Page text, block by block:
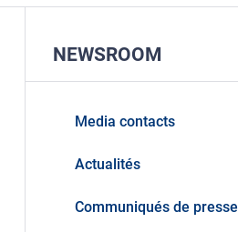
NEWSROOM
Media contacts
Actualités
Communiqués de presse